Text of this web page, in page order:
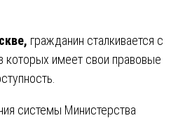
гражданин сталкивается с
которых имеет свои правовые
системы Министерства